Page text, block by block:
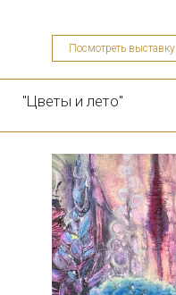
Посмотреть выставку
"Вторжение. Грёзы"